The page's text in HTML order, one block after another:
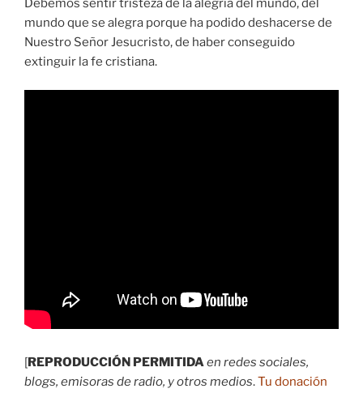
Debemos sentir tristeza de la alegría del mundo, del
mundo que se alegra porque ha podido deshacerse de
Nuestro Señor Jesucristo, de haber conseguido
extinguir la fe cristiana.
[REPRODUCCIÓN PERMITIDAen redes sociales,
blogs, emisoras de radio, y otros medios.Tu donación